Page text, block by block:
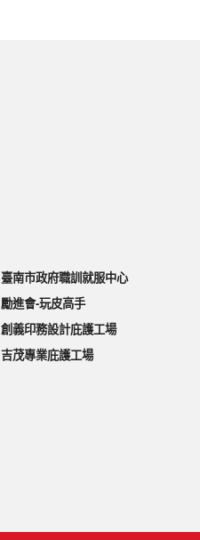
臺南市政府職訓就服中心
勵進會-玩皮高手
創義印務設計庇護工場
吉茂專業庇護工場